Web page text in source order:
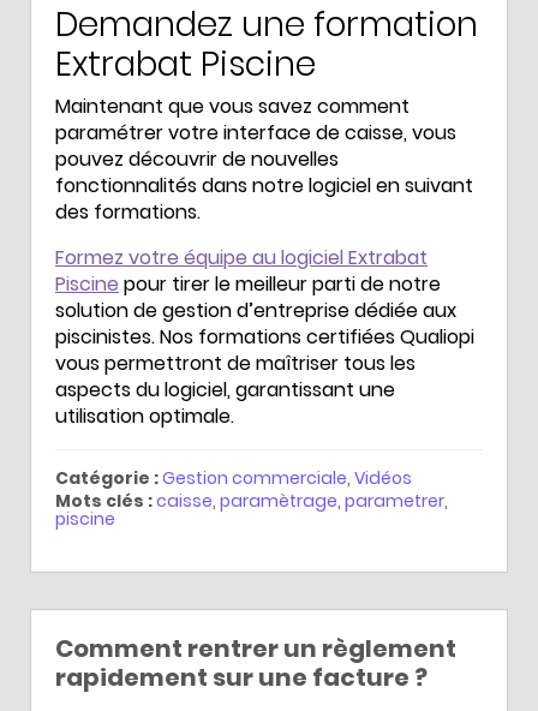
Demandez une formation
Extrabat Piscine
Maintenant que vous savez comment
paramétrer votre interface de caisse, vous
pouvez découvrir de nouvelles
fonctionnalités dans notre logiciel en suivant
des formations.
Formez votre équipe au logiciel Extrabat
Piscine pour tirer le meilleur parti de notre
solution de gestion d’entreprise dédiée aux
piscinistes. Nos formations certifiées Qualiopi
vous permettront de maîtriser tous les
aspects du logiciel, garantissant une
utilisation optimale.
Catégorie :Gestion commerciale, Vidéos
Mots clés :caisse, paramètrage, parametrer,
piscine
Comment rentrer un règlement
rapidement sur une facture ?